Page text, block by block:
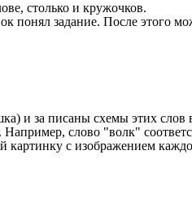
столько и кружочков.
понял задание. После этого
и за писаны схемы этих слов
слово "волк"
с изображением